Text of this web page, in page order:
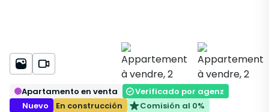
Apartamento en venta
Verificado por agenz
Nuevo
En construcción Comisión al 0%